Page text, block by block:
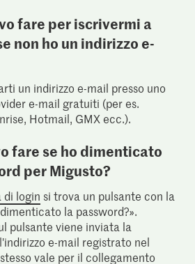
fare per iscrivermi a
non ho un indirizzo e-
un indirizzo e-mail presso uno
e-mail gratuiti (per es.
Hotmail, GMX ecc.).
fare se ho dimenticato
per Migusto?
di login si trova un pulsante con la
la password?».
pulsante viene inviata la
e-mail registrato nel
vale per il collegamento